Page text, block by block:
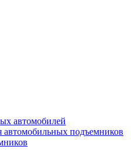
автомобилей
автомобильных подъемников